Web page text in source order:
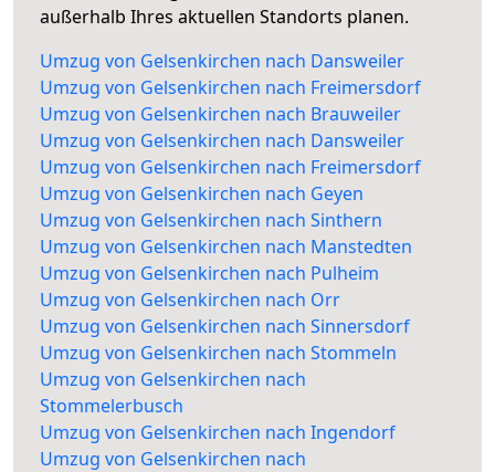
außerhalb Ihres aktuellen Standorts planen.
Umzug von Gelsenkirchen nach Dansweiler
Umzug von Gelsenkirchen nach Freimersdorf
Umzug von Gelsenkirchen nach Brauweiler
Umzug von Gelsenkirchen nach Dansweiler
Umzug von Gelsenkirchen nach Freimersdorf
Umzug von Gelsenkirchen nach Geyen
Umzug von Gelsenkirchen nach Sinthern
Umzug von Gelsenkirchen nach Manstedten
Umzug von Gelsenkirchen nach Pulheim
Umzug von Gelsenkirchen nach Orr
Umzug von Gelsenkirchen nach Sinnersdorf
Umzug von Gelsenkirchen nach Stommeln
Umzug von Gelsenkirchen nach
Stommelerbusch
Umzug von Gelsenkirchen nach Ingendorf
Umzug von Gelsenkirchen nach